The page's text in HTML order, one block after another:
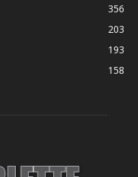
356
203
193
158